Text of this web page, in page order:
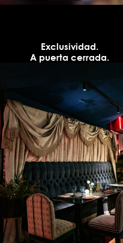
Exclusividad.
A puerta cerrada.